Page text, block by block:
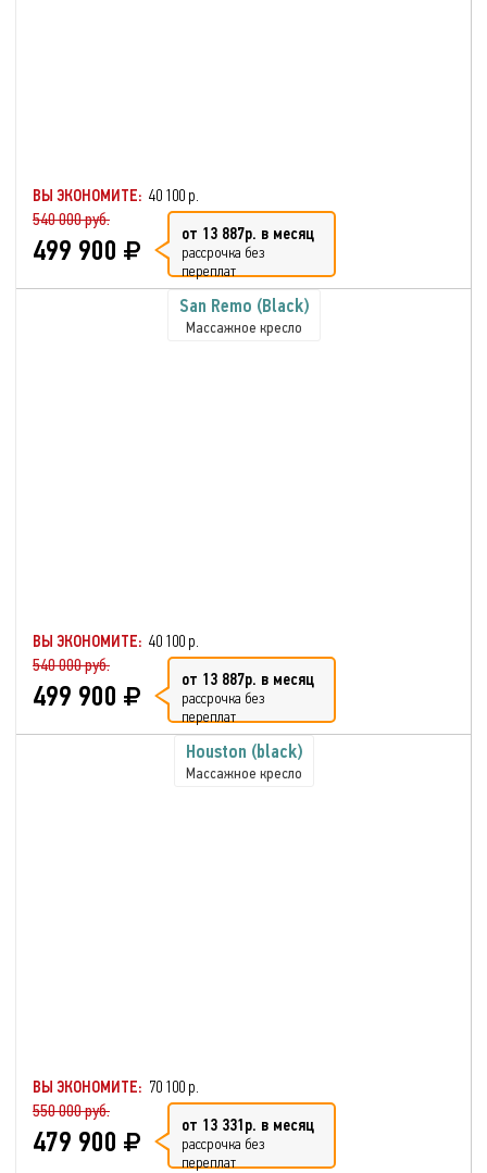
ВЫ ЭКОНОМИТЕ: 40 100 р.
540 000 руб.
499 900 от 13 887р. в месяц
рассрочка без
переплат
San Remo (Black)
Массажное кресло
ВЫ ЭКОНОМИТЕ: 40 100 р.
540 000 руб.
499 900 от 13 887р. в месяц
рассрочка без
переплат
Houston (black)
Массажное кресло
ВЫ ЭКОНОМИТЕ: 70 100 р.
550 000 руб.
479 900 от 13 331р. в месяц
рассрочка без
переплат